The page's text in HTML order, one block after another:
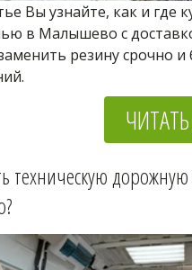
Вы узнайте, как и где
в Малышево с
резину срочно и
?